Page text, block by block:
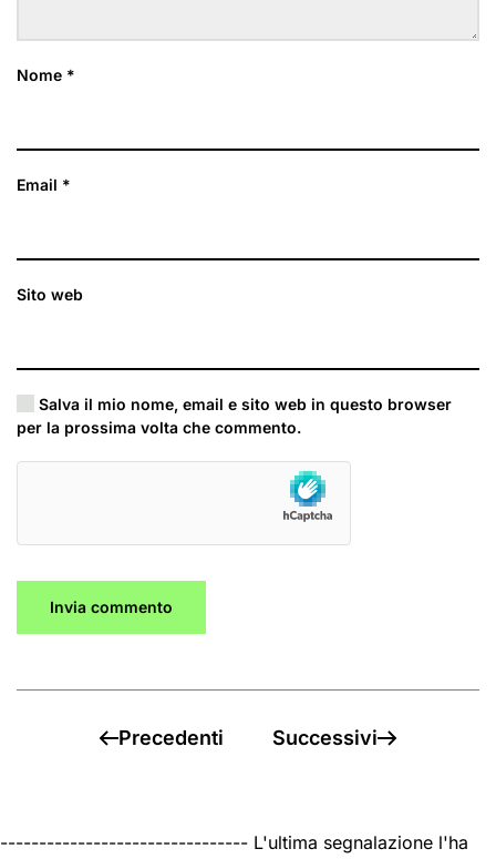
Nome *
Email *
Sito web
Salva il mio nome, email e sito web in questo browser
per la prossima volta che commento.
Invia commento
Precedenti Successivi
-------------------------------- L'ultima segnalazione l'ha